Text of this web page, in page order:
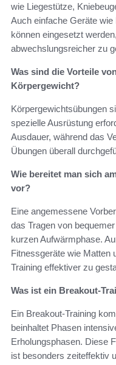
wie Liegestütze,
Auch einfache Geräte
können eingesetzt
abwechslungsreicher zu
Was sind die Vorteile
Körpergewicht?
Körpergewichtsübungen
spezielle Ausrüstung
Ausdauer, während das
Übungen überall
Wie bereitet man sich
vor?
Eine angemessene
das Tragen von
kurzen Aufwärmphase.
Fitnessgeräte wie Matten
Training effektiver zu
Was ist ein Breakout-
Ein Breakout-Training
beinhaltet Phasen
Erholungsphasen. Diese
ist besonders zeiteffektiv